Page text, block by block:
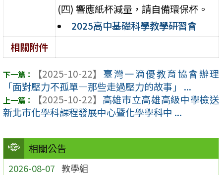
相關公告
2026-08-07 教學組
(四) 響應紙杯減量，請自備環保杯。
2025高中基礎科學教學研習會
相關附件
【2025-10-22】 臺灣一滴優教育協會辦理
「面對壓力不孤單—那些走過壓力的故事」 ...
【2025-10-22】 高雄市立高雄高級中學檢送
新北市化學科課程發展中心暨化學學科中 ...